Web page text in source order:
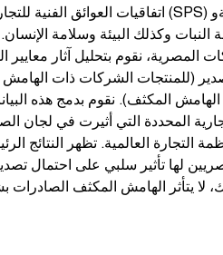
النبات وكذلك البيئة وسلامة
المصرية، نقوم بتحليل آثار معايير
(للمنتجات الشركات ذات الهامش
المكثف). نقوم بدمج هذه
المحددة التي أثيرت في لجان
لها تأثير سلبي على احتمال
لا يتأثر الهامش المكثف الصادرات